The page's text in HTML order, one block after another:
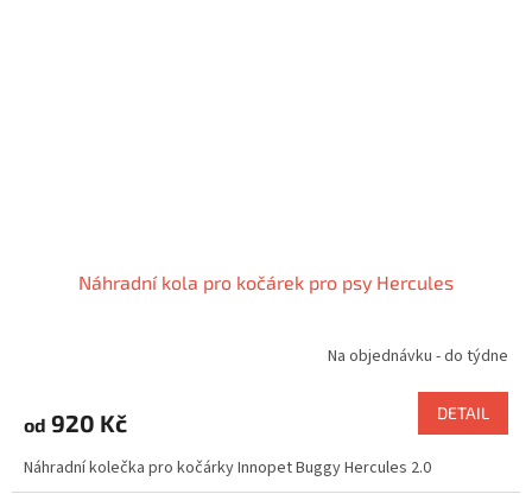
Náhradní kola pro kočárek pro psy Hercules
Na objednávku - do týdne
od 920 Kč DETAIL
Náhradní kolečka pro kočárky Innopet Buggy Hercules 2.0